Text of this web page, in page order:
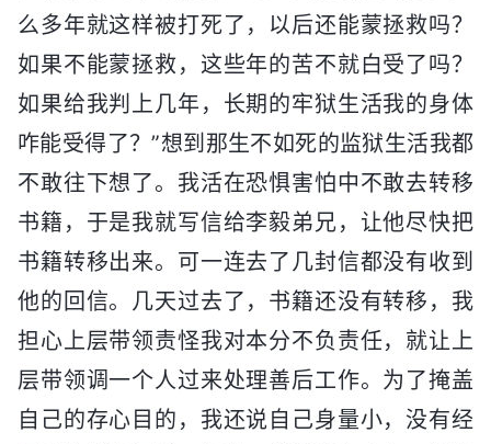
么多年就这样被打死了，以后还能蒙拯救吗？
如果不能蒙拯救，这些年的苦不就白受了吗？
如果给我判上几年，长期的牢狱生活我的身体
咋能受得了？”想到那生不如死的监狱生活我都
不敢往下想了。我活在恐惧害怕中不敢去转移
书籍，于是我就写信给李毅弟兄，让他尽快把
书籍转移出来。可一连去了几封信都没有收到
他的回信。几天过去了，书籍还没有转移，我
担心上层带领责怪我对本分不负责任，就让上
层带领调一个人过来处理善后工作。为了掩盖
自己的存心目的，我还说自己身量小，没有经